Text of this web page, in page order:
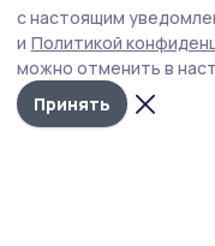
с настоящим
и Политикой
можно отменить в
Принять